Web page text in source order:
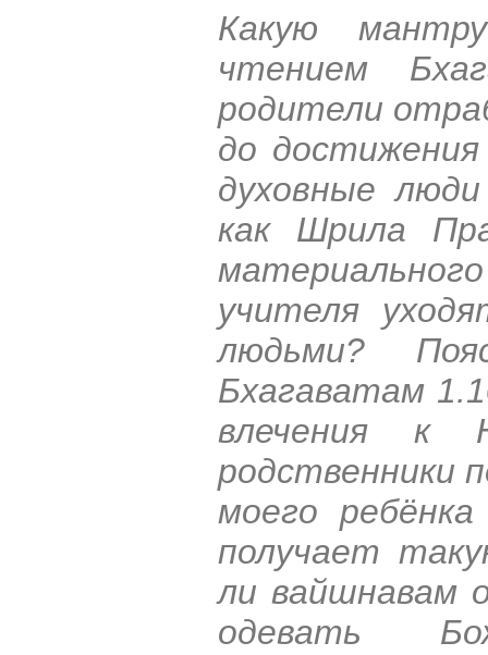
Какую
чтением
родители
до
духовные
как Шрила
учителя
людьми?
Бхагаватам
влечения к
родственники
моего
получает
ли вайшнавам
одевать